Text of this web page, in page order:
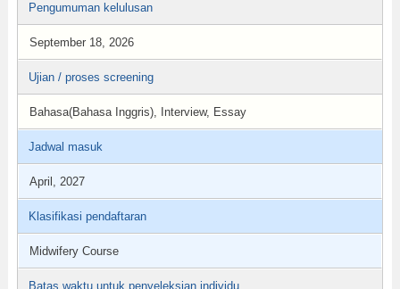
Pengumuman kelulusan
September 18, 2026
Ujian / proses screening
Bahasa(Bahasa Inggris), Interview, Essay
Jadwal masuk
April, 2027
Klasifikasi pendaftaran
Midwifery Course
Batas waktu untuk penyeleksian individu